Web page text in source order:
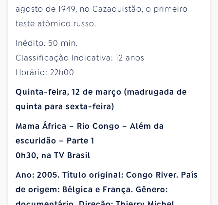
agosto de 1949, no Cazaquistão, o primeiro
teste atômico russo.
Inédito. 50 min.
Classificação Indicativa: 12 anos
Horário: 22h00
Quinta-feira, 12 de março (madrugada de
quinta para sexta-feira)
Mama África – Rio Congo – Além da
escuridão – Parte 1
0h30, na TV Brasil
Ano: 2005. Título original: Congo River. País
de origem: Bélgica e França. Gênero: